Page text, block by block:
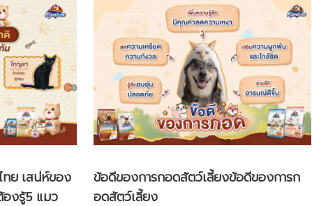
ย เสน่ห์ของ
งรู้5 แมว
ข้อดีของการกอดสัตว์เลี้ยงข้อดีของการก
อดสัตว์เลี้ยง